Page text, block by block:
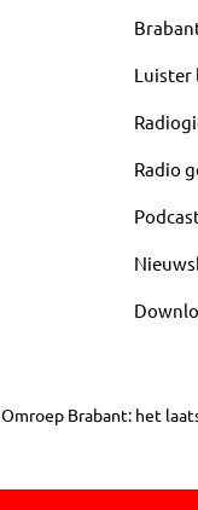
Luister
Radio
Omroep Brabant: het